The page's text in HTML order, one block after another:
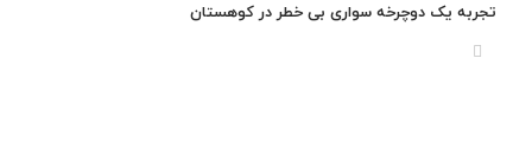
تجربه یک دوچرخه سواری بی خطر در کوهستان